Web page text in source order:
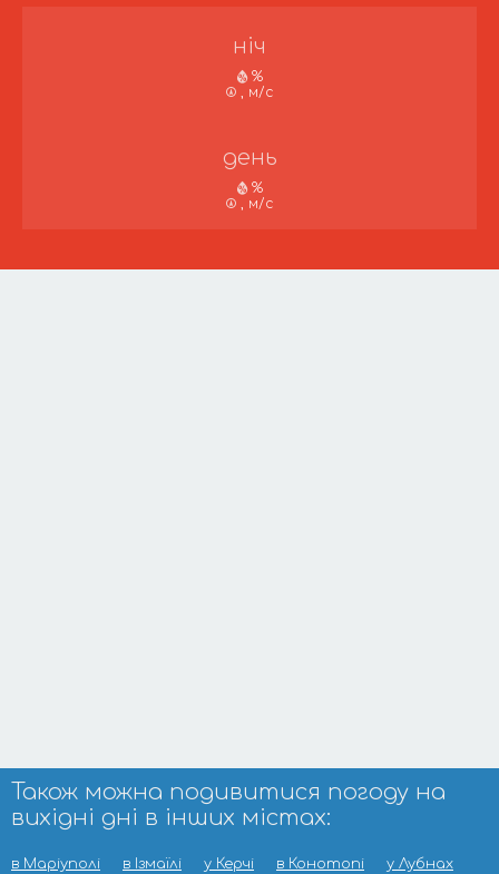
ніч
%
, м/с
день
%
, м/с
Також можна подивитися погоду на
вихідні дні в інших містах:
в Маріуполі в Ізмаїлі у Керчі в Конотопі у Лубнах